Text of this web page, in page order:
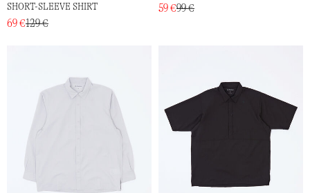
SHORT-SLEEVE SHIRT
69 €129 €
59 €99 €